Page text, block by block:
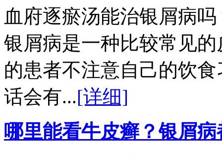
血府逐瘀汤能治银屑病
银屑病是一种比较常见
的患者不注意自己的饮
话会有...[详细]
哪里能看牛皮癣？银屑